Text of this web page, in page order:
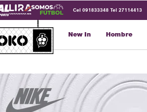
New In Hombre
Cel 091833348 Tel 27114413